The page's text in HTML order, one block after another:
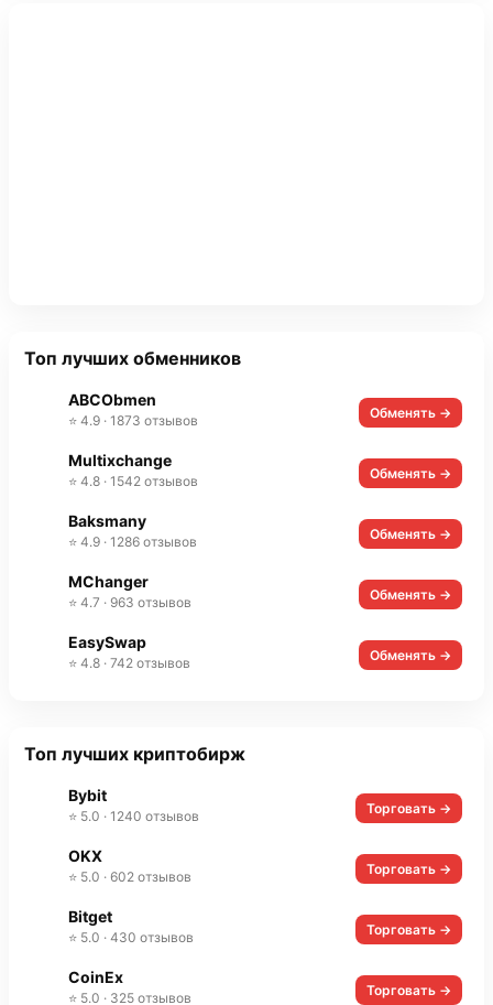
Топ лучших обменников
ABCObmen
⭐ 4.9 · 1873 отзывов Обменять →
Multixchange
⭐ 4.8 · 1542 отзывов Обменять →
Baksmany
⭐ 4.9 · 1286 отзывов Обменять →
MChanger
⭐ 4.7 · 963 отзывов Обменять →
EasySwap
⭐ 4.8 · 742 отзывов Обменять →
Топ лучших криптобирж
Bybit
⭐ 5.0 · 1240 отзывов Торговать →
OKX
⭐ 5.0 · 602 отзывов Торговать →
Bitget
⭐ 5.0 · 430 отзывов Торговать →
CoinEx
⭐ 5.0 · 325 отзывов Торговать →